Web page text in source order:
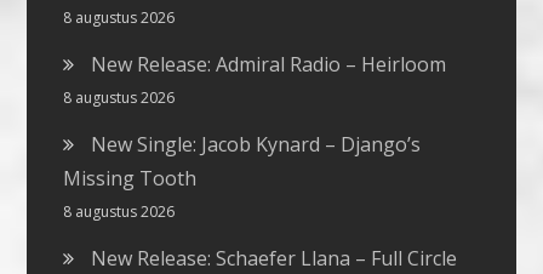
8 augustus 2026
New Release: Admiral Radio – Heirloom
8 augustus 2026
New Single: Jacob Kynard – Django’s
Missing Tooth
8 augustus 2026
New Release: Schaefer Llana – Full Circle